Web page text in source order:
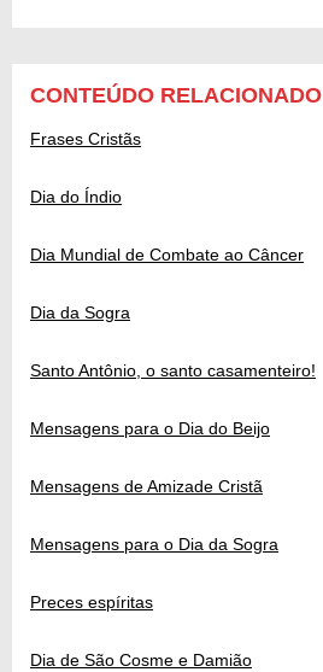
CONTEÚDO RELACIONADO
Frases Cristãs
Dia do Índio
Dia Mundial de Combate ao Câncer
Dia da Sogra
Santo Antônio, o santo casamenteiro!
Mensagens para o Dia do Beijo
Mensagens de Amizade Cristã
Mensagens para o Dia da Sogra
Preces espíritas
Dia de São Cosme e Damião